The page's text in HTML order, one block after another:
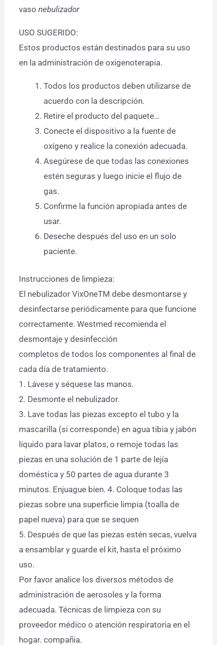
vasonebulizador
USO SUGERIDO:
Estos productos están destinados para su uso
en la administración de oxigenoterapia.
Todos los productos deben utilizarse de
acuerdo con la descripción.
Retire el producto del paquete…
Conecte el dispositivo a la fuente de
oxígeno y realice la conexión adecuada.
Asegúrese de que todas las conexiones
estén seguras y luego inicie el flujo de
gas.
Confirme la función apropiada antes de
usar.
Deseche después del uso en un solo
paciente.
Instrucciones de limpieza:
El nebulizador VixOneTM debe desmontarse y
desinfectarse periódicamente para que funcione
correctamente. Westmed recomienda el
desmontaje y desinfección
completos de todos los componentes al final de
cada día de tratamiento.
1. Lávese y séquese las manos.
2. Desmonte el nebulizador.
3. Lave todas las piezas excepto el tubo y la
mascarilla (si corresponde) en agua tibia y jabón
líquido para lavar platos, o remoje todas las
piezas en una solución de 1 parte de lejía
doméstica y 50 partes de agua durante 3
minutos. Enjuague bien. 4. Coloque todas las
piezas sobre una superficie limpia (toalla de
papel nueva) para que se sequen
5. Después de que las piezas estén secas, vuelva
a ensamblar y guarde el kit, hasta el próximo
uso.
Por favor analice los diversos métodos de
administración de aerosoles y la forma
adecuada. Técnicas de limpieza con su
proveedor médico o atención respiratoria en el
hogar. compañia.